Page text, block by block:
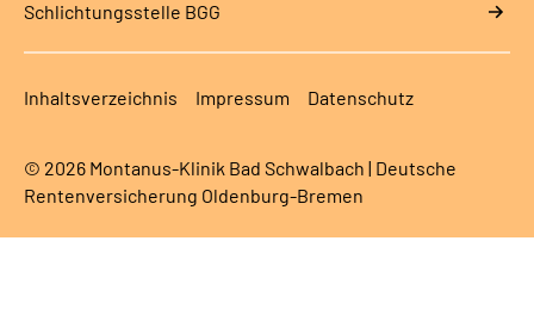
Schlich­tungs­stel­le BGG
Inhaltsverzeichnis Impressum Datenschutz
© 2026 Montanus-Klinik Bad Schwalbach | Deutsche
Rentenversicherung Oldenburg-Bremen